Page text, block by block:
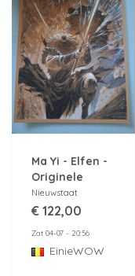
Ma Yi - Elfen -
Originele
tekening/illustratie
Nieuwstaat
€ 122,00
Zat 04-07 - 20:56
EinieWOW